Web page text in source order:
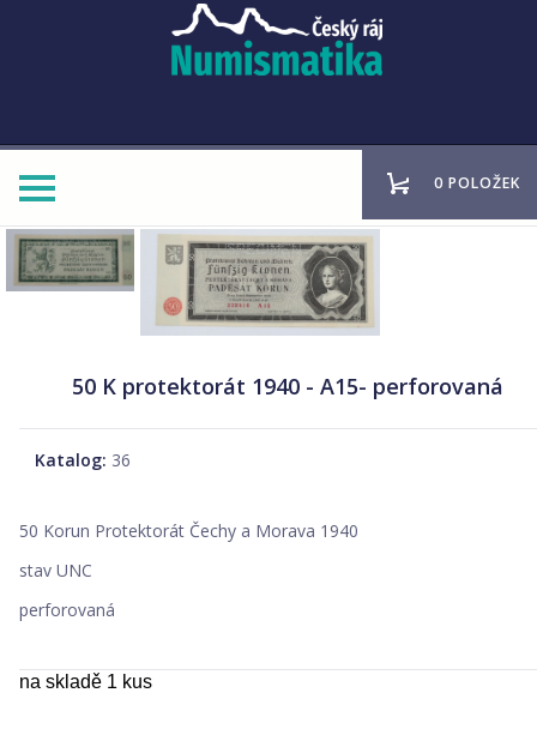
0 POLOŽEK
50 K protektorát 1940 - A15- perforovaná
Katalog: 36
50 Korun Protektorát Čechy a Morava 1940
stav UNC
perforovaná
na skladě 1 kus